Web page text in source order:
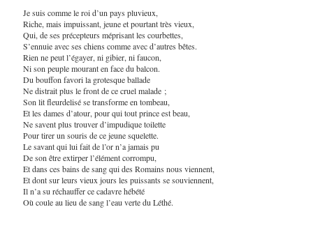
Je suis comme le roi d’un pays pluvieux,
Riche, mais impuissant, jeune et pourtant très vieux,
Qui, de ses précepteurs méprisant les courbettes,
S’ennuie avec ses chiens comme avec d’autres bêtes.
Rien ne peut l’égayer, ni gibier, ni faucon,
Ni son peuple mourant en face du balcon.
Du bouffon favori la grotesque ballade
Ne distrait plus le front de ce cruel malade ;
Son lit fleurdelisé se transforme en tombeau,
Et les dames d’atour, pour qui tout prince est beau,
Ne savent plus trouver d’impudique toilette
Pour tirer un souris de ce jeune squelette.
Le savant qui lui fait de l’or n’a jamais pu
De son être extirper l’élément corrompu,
Et dans ces bains de sang qui des Romains nous viennent,
Et dont sur leurs vieux jours les puissants se souviennent,
Il n’a su réchauffer ce cadavre hébété
Où coule au lieu de sang l’eau verte du Léthé.